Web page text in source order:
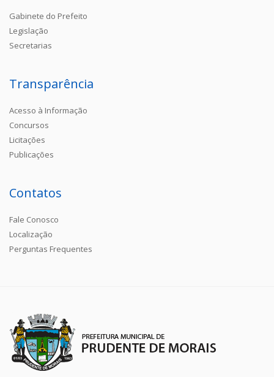
Gabinete do Prefeito
Legislação
Secretarias
Transparência
Acesso à Informação
Concursos
Licitações
Publicações
Contatos
Fale Conosco
Localização
Perguntas Frequentes